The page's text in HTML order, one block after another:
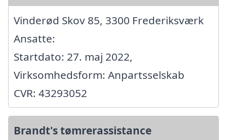
Vinderød Skov 85, 3300 Frederiksværk
Ansatte:
Startdato: 27. maj 2022,
Virksomhedsform: Anpartsselskab
CVR: 43293052
Brandt's tømrerassistance